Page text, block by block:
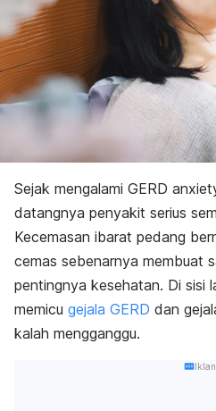
Sejak mengalami GERD
datangnya penyakit serius
Kecemasan ibarat pedang
cemas sebenarnya membuat
pentingnya kesehatan. Di sisi
memicu gejala GERD dan
kalah mengganggu.
Iklan